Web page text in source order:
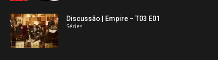
Discussão | Empire – T03 E01
Séries